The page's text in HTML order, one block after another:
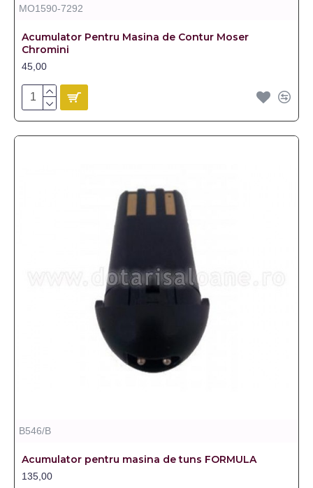
MO1590-7292
Acumulator Pentru Masina de Contur Moser
Chromini
45,00
B546/B
Acumulator pentru masina de tuns FORMULA
135,00